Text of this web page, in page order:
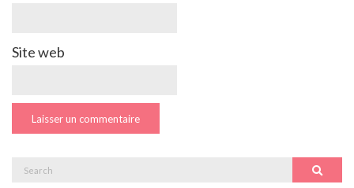
Site web
Search
Search